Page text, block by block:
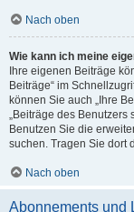
Nach oben
Wie kann ich meine
Ihre eigenen Beiträge
Beiträge“ im
können Sie auch „Ihre
„Beiträge des Benutzers
Benutzen Sie die
suchen. Tragen Sie dort
Nach oben
Abonnements und